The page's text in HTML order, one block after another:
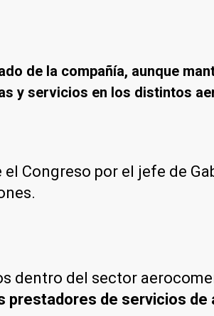
de la compañía, aunque
y servicios en los distintos
Congreso por el jefe de
dentro del sector
prestadores de servicios